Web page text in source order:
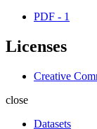
PDF - 1
Licenses
Creative
close
Datasets